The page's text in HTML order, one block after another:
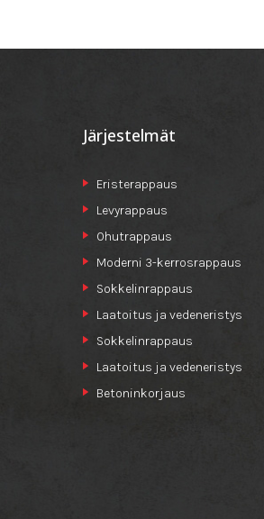
Järjestelmät
Eristerappaus
Levyrappaus
Ohutrappaus
Moderni 3-kerrosrappaus
Sokkelinrappaus
Laatoitus ja vedeneristys
Sokkelinrappaus
Laatoitus ja vedeneristys
Betoninkorjaus